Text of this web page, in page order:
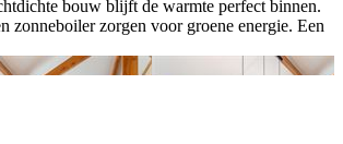
bouw blijft de warmte perfect binnen.
zonneboiler zorgen voor groene energie. Een